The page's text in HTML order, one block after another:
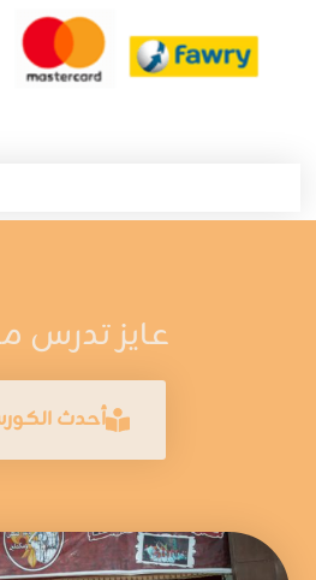
عايز تدرس
أحدث